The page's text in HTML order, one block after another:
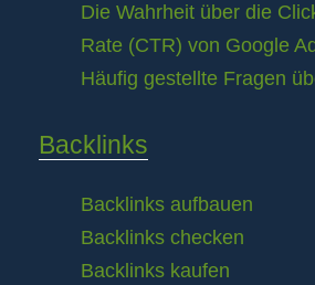
Die Wahrheit über die
Rate (CTR) von Google
Häufig gestellte Fragen
Backlinks
Backlinks aufbauen
Backlinks checken
Backlinks kaufen